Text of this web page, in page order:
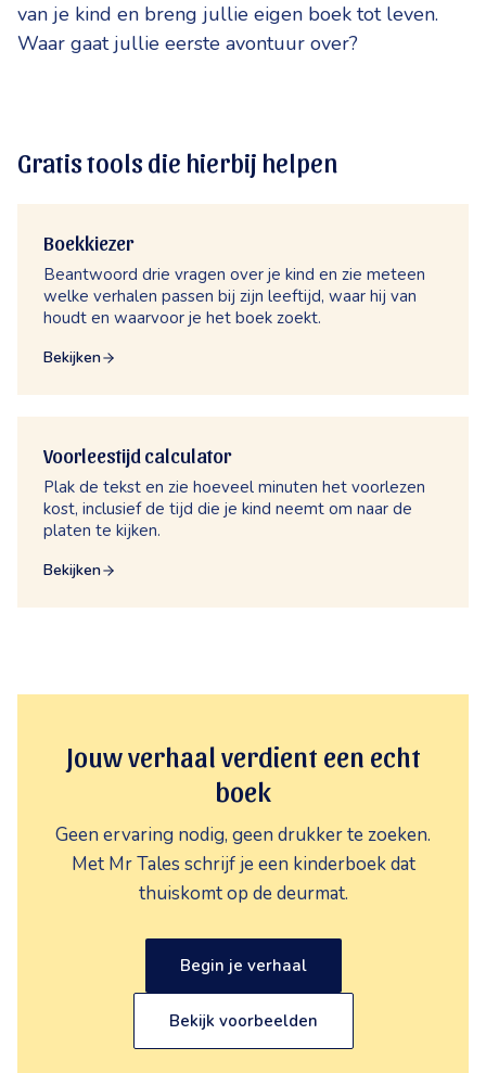
van je kind en breng jullie eigen boek tot leven.
Waar gaat jullie eerste avontuur over?
Gratis tools die hierbij helpen
Boekkiezer
Beantwoord drie vragen over je kind en zie meteen
welke verhalen passen bij zijn leeftijd, waar hij van
houdt en waarvoor je het boek zoekt.
Bekijken
Voorleestijd calculator
Plak de tekst en zie hoeveel minuten het voorlezen
kost, inclusief de tijd die je kind neemt om naar de
platen te kijken.
Bekijken
Jouw verhaal verdient een echt
boek
Geen ervaring nodig, geen drukker te zoeken.
Met Mr Tales schrijf je een kinderboek dat
thuiskomt op de deurmat.
Begin je verhaal
Bekijk voorbeelden